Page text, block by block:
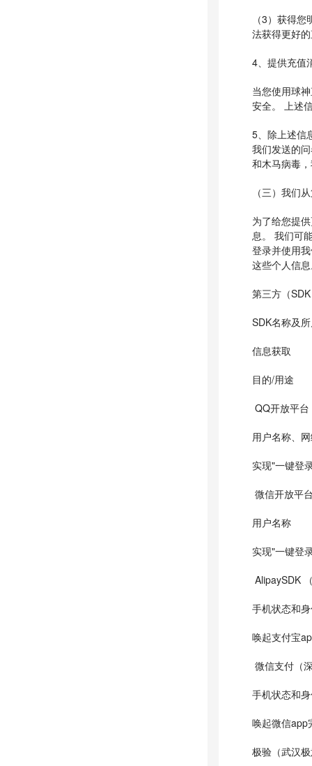
（3）获得
法获得更好
4、提供充值
当您使用球
安全。 上述
5、除上述信
我们发送的
和木马病毒
（三）我们
为了给您提
息。 我们可
登录并使用
这些个人信
第三方（
SDK名称及
信息获取
目的/用途
QQ开放平
用户名称、
实现"一键登
微信开放平
用户名称
实现"一键登
AlipaySDK
手机状态和
唤起支付宝
微信支付（
手机状态和
唤起微信app
极验（武汉